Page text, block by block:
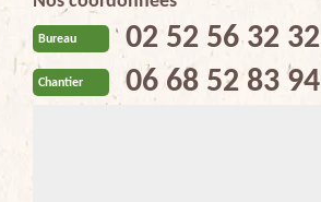
Bureau 02 52 56 32 32
Chantier 06 68 52 83 94